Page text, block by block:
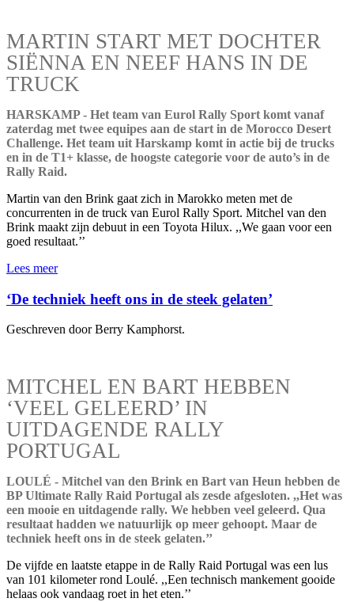
MARTIN START MET DOCHTER
SIËNNA EN NEEF HANS IN DE
TRUCK
HARSKAMP - Het team van Eurol Rally Sport komt vanaf
zaterdag met twee equipes aan de start in de Morocco Desert
Challenge. Het team uit Harskamp komt in actie bij de trucks
en in de T1+ klasse, de hoogste categorie voor de auto’s in de
Rally Raid.
Martin van den Brink gaat zich in Marokko meten met de
concurrenten in de truck van Eurol Rally Sport. Mitchel van den
Brink maakt zijn debuut in een Toyota Hilux. ,,We gaan voor een
goed resultaat.’’
Lees meer
‘De techniek heeft ons in de steek gelaten’
Geschreven door Berry Kamphorst.
MITCHEL EN BART HEBBEN
‘VEEL GELEERD’ IN
UITDAGENDE RALLY
PORTUGAL
LOULÉ - Mitchel van den Brink en Bart van Heun hebben de
BP Ultimate Rally Raid Portugal als zesde afgesloten. ,,Het was
een mooie en uitdagende rally. We hebben veel geleerd. Qua
resultaat hadden we natuurlijk op meer gehoopt. Maar de
techniek heeft ons in de steek gelaten.’’
De vijfde en laatste etappe in de Rally Raid Portugal was een lus
van 101 kilometer rond Loulé. ,,Een technisch mankement gooide
helaas ook vandaag roet in het eten.’’